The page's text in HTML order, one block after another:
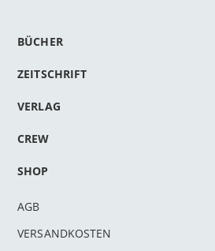
BÜCHER
ZEITSCHRIFT
VERLAG
CREW
SHOP
AGB
VERSANDKOSTEN